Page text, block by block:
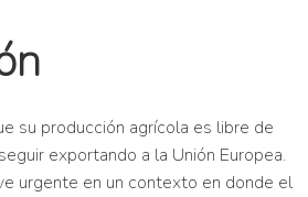
su producción agrícola es libre de
exportando a la Unión Europea.
urgente en un contexto en donde el